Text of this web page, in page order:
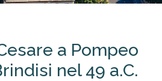
a Pompeo
nel 49 a.C.